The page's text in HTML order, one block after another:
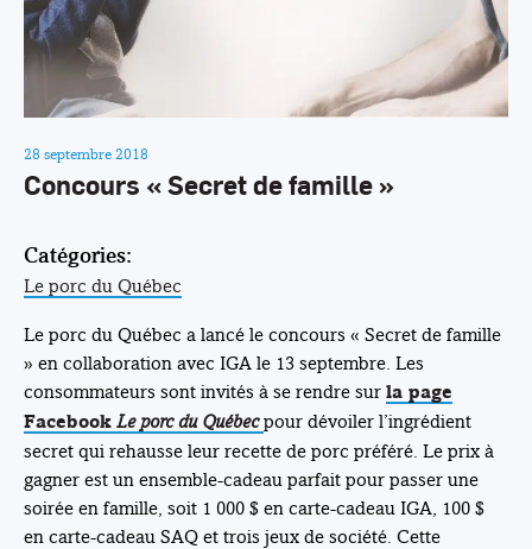
28 septembre 2018
Concours « Secret de famille »
Catégories:
Le porc du Québec
Le porc du Québec a lancé le concours « Secret de famille
» en collaboration avec IGA le 13 septembre. Les
consommateurs sont invités à se rendre sur la page
Facebook Le porc du Québecpour dévoiler l’ingrédient
secret qui rehausse leur recette de porc préféré. Le prix à
gagner est un ensemble-cadeau parfait pour passer une
soirée en famille, soit 1 000 $ en carte-cadeau IGA, 100 $
en carte-cadeau SAQ et trois jeux de société. Cette